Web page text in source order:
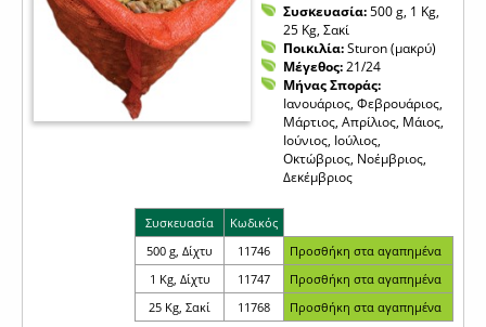
Συσκευασία:500 g, 1 Kg,
25 Kg, Σακί
Ποικιλία:Sturon (μακρύ)
Μέγεθος:21/24
Μήνας Σποράς:
Ιανουάριος, Φεβρουάριος,
Μάρτιος, Απρίλιος, Μάιος,
Ιούνιος, Ιούλιος,
Οκτώβριος, Νοέμβριος,
Δεκέμβριος
Συσκευασία
Κωδικός
500 g, Δίχτυ
11746
1 Kg, Δίχτυ
11747
25 Kg, Σακί
11768